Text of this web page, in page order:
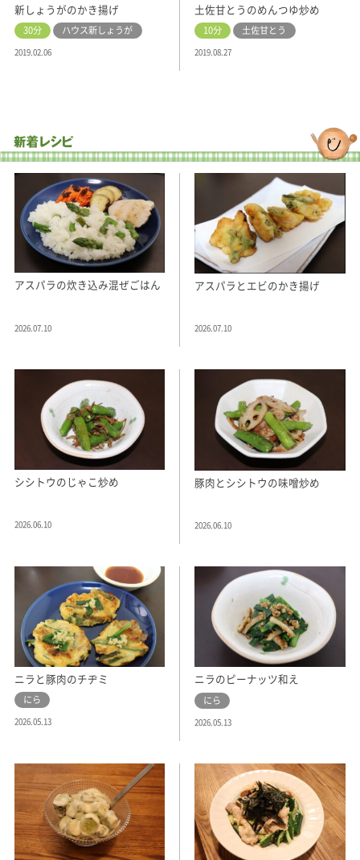
新しょうがのかき揚げ
30分 ハウス新しょうが
2019.02.06
土佐甘とうのめんつゆ炒め
10分 土佐甘とう
2019.08.27
アスパラの炊き込み混ぜごはん
2026.07.10
アスパラとエビのかき揚げ
2026.07.10
シシトウのじゃこ炒め
2026.06.10
豚肉とシシトウの味噌炒め
2026.06.10
ニラと豚肉のチヂミ
にら
2026.05.13
ニラのピーナッツ和え
にら
2026.05.13